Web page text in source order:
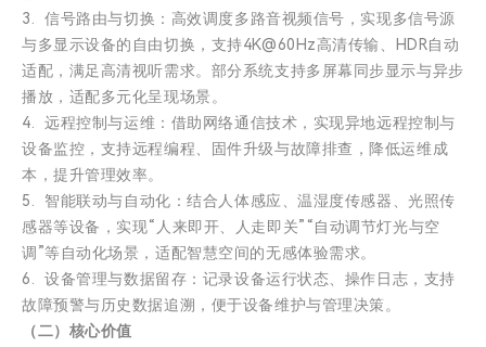
3. 信号路由与切换：高效调度多路音视频信号，实现多信号源
与多显示设备的自由切换，支持4K@60Hz高清传输、HDR自动
适配，满足高清视听需求。部分系统支持多屏幕同步显示与异步
播放，适配多元化呈现场景。
4. 远程控制与运维：借助网络通信技术，实现异地远程控制与
设备监控，支持远程编程、固件升级与故障排查，降低运维成
本，提升管理效率。
5. 智能联动与自动化：结合人体感应、温湿度传感器、光照传
感器等设备，实现“人来即开、人走即关”“自动调节灯光与空
调”等自动化场景，适配智慧空间的无感体验需求。
6. 设备管理与数据留存：记录设备运行状态、操作日志，支持
故障预警与历史数据追溯，便于设备维护与管理决策。
（二）核心价值